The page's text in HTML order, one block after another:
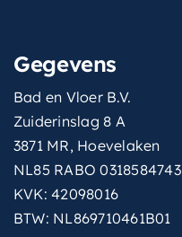
Gegevens
Bad en Vloer B.V.
Zuiderinslag 8 A
3871 MR, Hoevelaken
NL85 RABO 0318584743
KVK: 42098016
BTW: NL869710461B01